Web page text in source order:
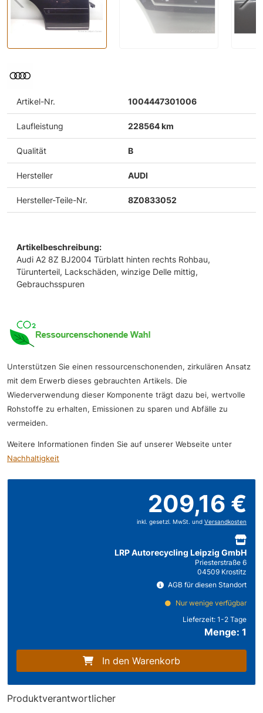
Artikel-Nr. 1004447301006
Laufleistung 228564 km
Qualität B
Hersteller AUDI
Hersteller-Teile-Nr. 8Z0833052
Artikelbeschreibung:
Audi A2 8Z BJ2004 Türblatt hinten rechts Rohbau,
Türunterteil, Lackschäden, winzige Delle mittig,
Gebrauchsspuren
Unterstützen Sie einen ressourcenschonenden, zirkulären Ansatz
mit dem Erwerb dieses gebrauchten Artikels. Die
Wiederverwendung dieser Komponente trägt dazu bei, wertvolle
Rohstoffe zu erhalten, Emissionen zu sparen und Abfälle zu
vermeiden.
Weitere Informationen finden Sie auf unserer Webseite unter
Nachhaltigkeit
209,16 €
inkl. gesetzl. MwSt. und Versandkosten
LRP Autorecycling Leipzig GmbH
Priesterstraße 6
04509 Krostitz
AGB für diesen Standort
Nur wenige verfügbar
Lieferzeit: 1-2 Tage
Menge: 1
In den Warenkorb
Produktverantwortlicher